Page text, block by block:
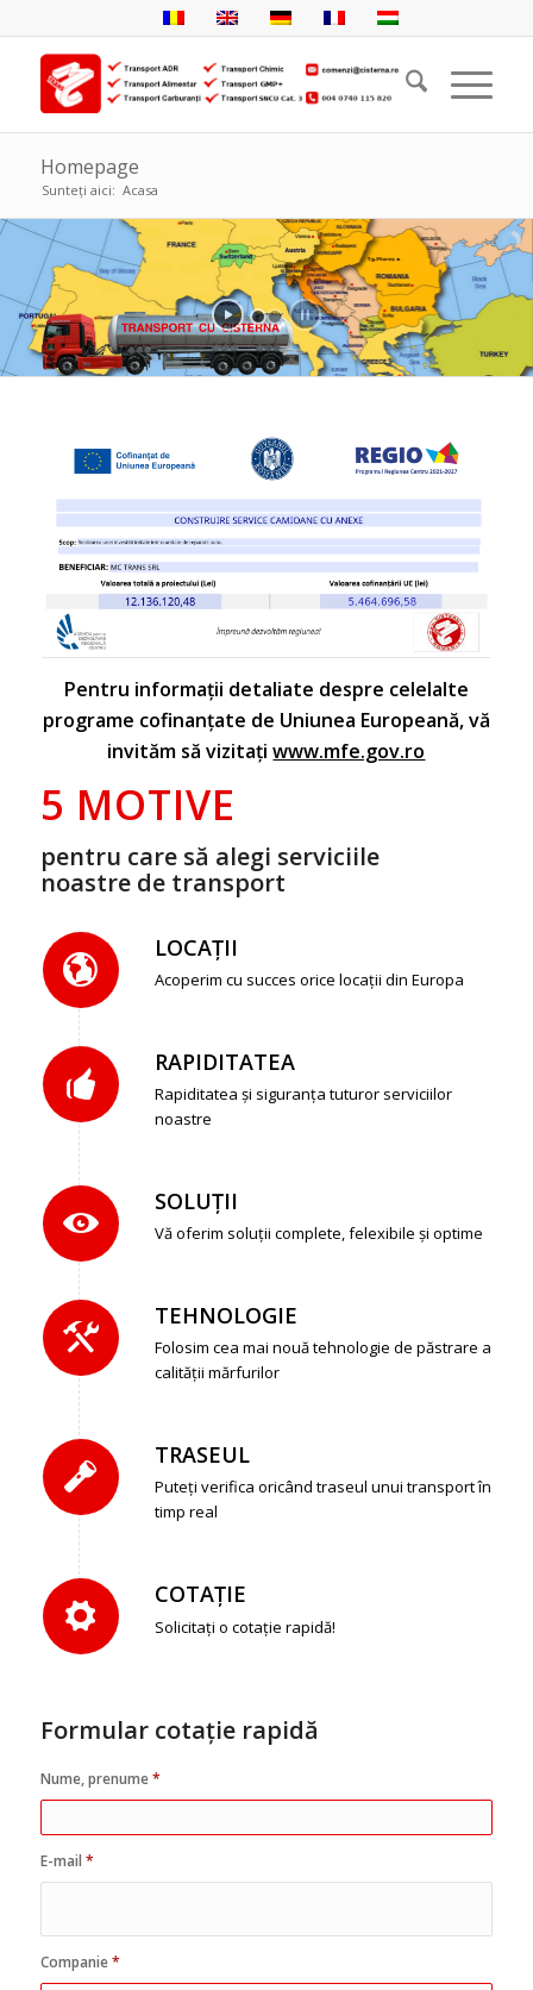
Homepage
Sunteți aici: Acasa
Pentru informații detaliate despre celelalte
programe cofinanțate de Uniunea Europeană, vă
invităm să vizitațiwww.mfe.gov.ro
5 MOTIVE
pentru care să alegi serviciile
noastre de transport
LOCAȚII
Acoperim cu succes orice locații din Europa
RAPIDITATEA
Rapiditatea și siguranța tuturor serviciilor
noastre
SOLUȚII
Vă oferim soluții complete, felexibile și optime
TEHNOLOGIE
Folosim cea mai nouă tehnologie de păstrare a
calității mărfurilor
TRASEUL
Puteți verifica oricând traseul unui transport în
timp real
COTAȚIE
Solicitați o cotație rapidă!
Formular cotație rapidă
Nume, prenume*
E-mail *
Companie*